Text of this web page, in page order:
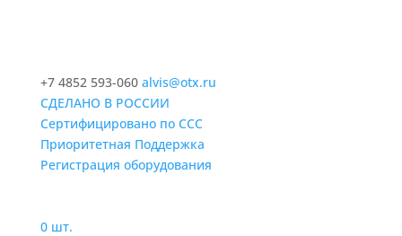
+7 4852 593-060 alvis@otx.ru
СДЕЛАНО В РОССИИ
Сертифицировано по ССС
Приоритетная Поддержка
Регистрация оборудования
0 шт.